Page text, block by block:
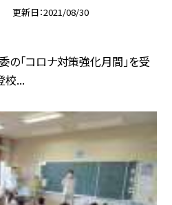
更新日 2021/08/30
「コロナ対策強化月間」を受
校...